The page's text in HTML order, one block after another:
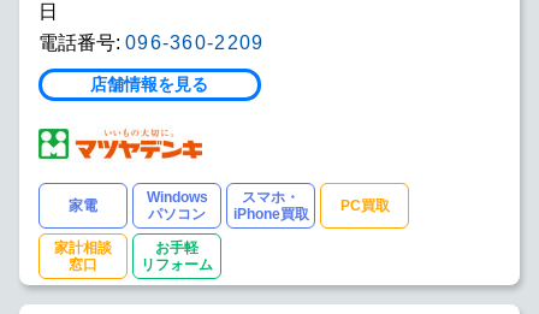
日
電話番号: 096-360-2209
店舗情報を見る
家電
Windows
パソコン
スマホ・
iPhone買取
PC買取
家計相談
窓口
お手軽
リフォーム